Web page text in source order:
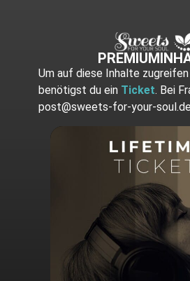
Um auf diese Inhalte zugreifen
benötigst du ein Ticket. Bei
post@sweets-for-your-soul.de